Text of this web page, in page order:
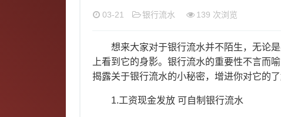
03-21 银行流水 139 次浏览
想来大家对于银行流水并不陌生，无论是
上看到它的身影。银行流水的重要性不言而
揭露关于银行流水的小秘密，增进你对它的了
1.工资现金发放 可自制银行流水